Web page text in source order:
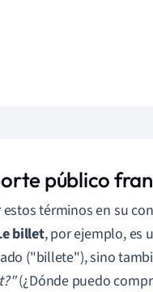
público
términos en su
billet, por ejemplo, es
("billete"), sino
(¿Dónde puedo